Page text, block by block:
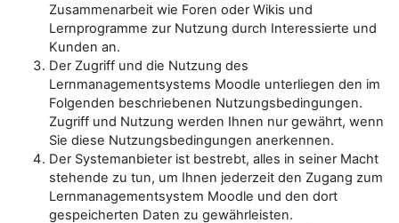
Zusammenarbeit wie Foren oder Wikis und
Lernprogramme zur Nutzung durch Interessierte und
Kunden an.
Der Zugriff und die Nutzung des
Lernmanagementsystems Moodle unterliegen den im
Folgenden beschriebenen Nutzungsbedingungen.
Zugriff und Nutzung werden Ihnen nur gewährt, wenn
Sie diese Nutzungsbedingungen anerkennen.
Der Systemanbieter ist bestrebt, alles in seiner Macht
stehende zu tun, um Ihnen jederzeit den Zugang zum
Lernmanagementsystem Moodle und den dort
gespeicherten Daten zu gewährleisten.